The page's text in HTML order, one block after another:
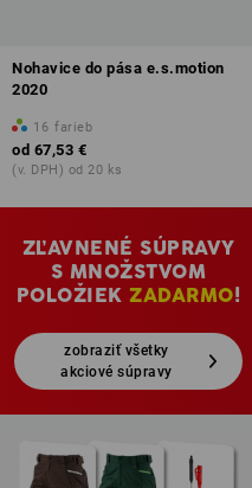
Nohavice do pása e.s.motion
2020
16 farieb
od 67,53 €
(v. DPH) od 20 ks
ZĽAVNENÉ SÚPRAVY
S MNOŽSTVOM
POLOŽIEK ZADARMO!
zobraziť všetky
akciové súpravy